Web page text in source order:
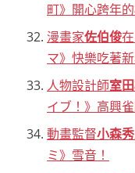
町》開心跨年的
漫畫家佐伯俊
マ》快樂吃著
人物設計師室
イブ！》高興
動畫監督小森
ミ》雪音！